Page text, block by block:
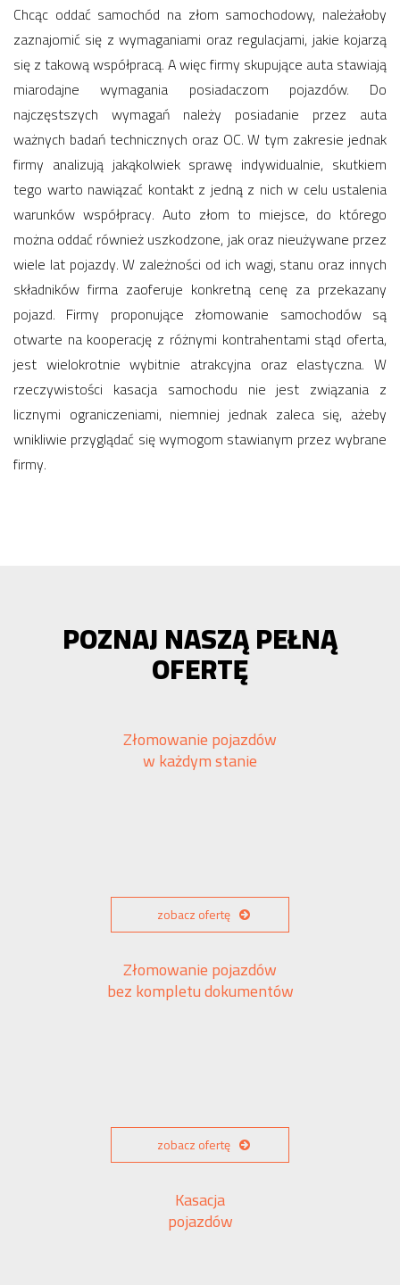
Chcąc oddać samochód na złom samochodowy, należałoby
zaznajomić się z wymaganiami oraz regulacjami, jakie kojarzą
się z takową współpracą. A więc firmy skupujące auta stawiają
miarodajne wymagania posiadaczom pojazdów. Do
najczęstszych wymagań należy posiadanie przez auta
ważnych badań technicznych oraz OC. W tym zakresie jednak
firmy analizują jakąkolwiek sprawę indywidualnie, skutkiem
tego warto nawiązać kontakt z jedną z nich w celu ustalenia
warunków współpracy. Auto złom to miejsce, do którego
można oddać również uszkodzone, jak oraz nieużywane przez
wiele lat pojazdy. W zależności od ich wagi, stanu oraz innych
składników firma zaoferuje konkretną cenę za przekazany
pojazd. Firmy proponujące złomowanie samochodów są
otwarte na kooperację z różnymi kontrahentami stąd oferta,
jest wielokrotnie wybitnie atrakcyjna oraz elastyczna. W
rzeczywistości kasacja samochodu nie jest związania z
licznymi ograniczeniami, niemniej jednak zaleca się, ażeby
wnikliwie przyglądać się wymogom stawianym przez wybrane
firmy.
POZNAJ NASZĄ PEŁNĄ
OFERTĘ
Złomowanie pojazdów
w każdym stanie
zobacz ofertę
Złomowanie pojazdów
bez kompletu dokumentów
zobacz ofertę
Kasacja
pojazdów